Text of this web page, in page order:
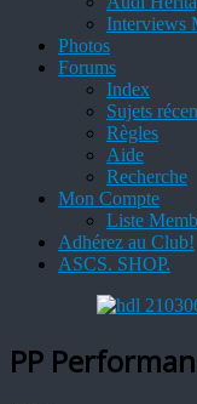
Interviews
Photos
Forums
Index
Sujets
Règles
Aide
Recherche
Mon Compte
Liste
Adhérez au Club!
ASCS. SHOP.
PP